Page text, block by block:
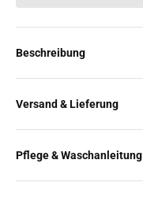
Beschreibung
Versand & Lieferung
Pflege & Waschanleitung